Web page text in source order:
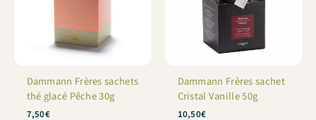
Dammann Frères sachets
thé glacé Pêche 30g
7,50€
Dammann Frères sachet
Cristal Vanille 50g
10,50€